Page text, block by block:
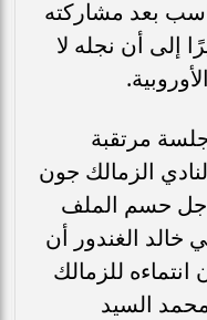
بعد مشاركته
إلى أن نجله لا
مرتقبة
الزمالك جون
أجل حسم الملف
خالد الغندور أن
انتماءه للزمالك
السيد